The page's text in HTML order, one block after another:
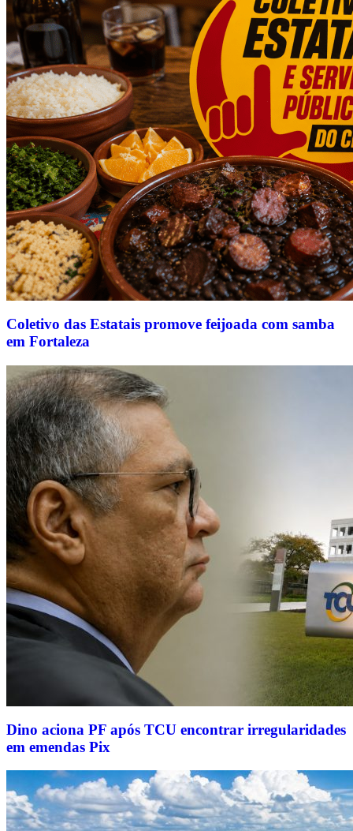
Coletivo das Estatais promove feijoada com samba
em Fortaleza
Dino aciona PF após TCU encontrar irregularidades
em emendas Pix